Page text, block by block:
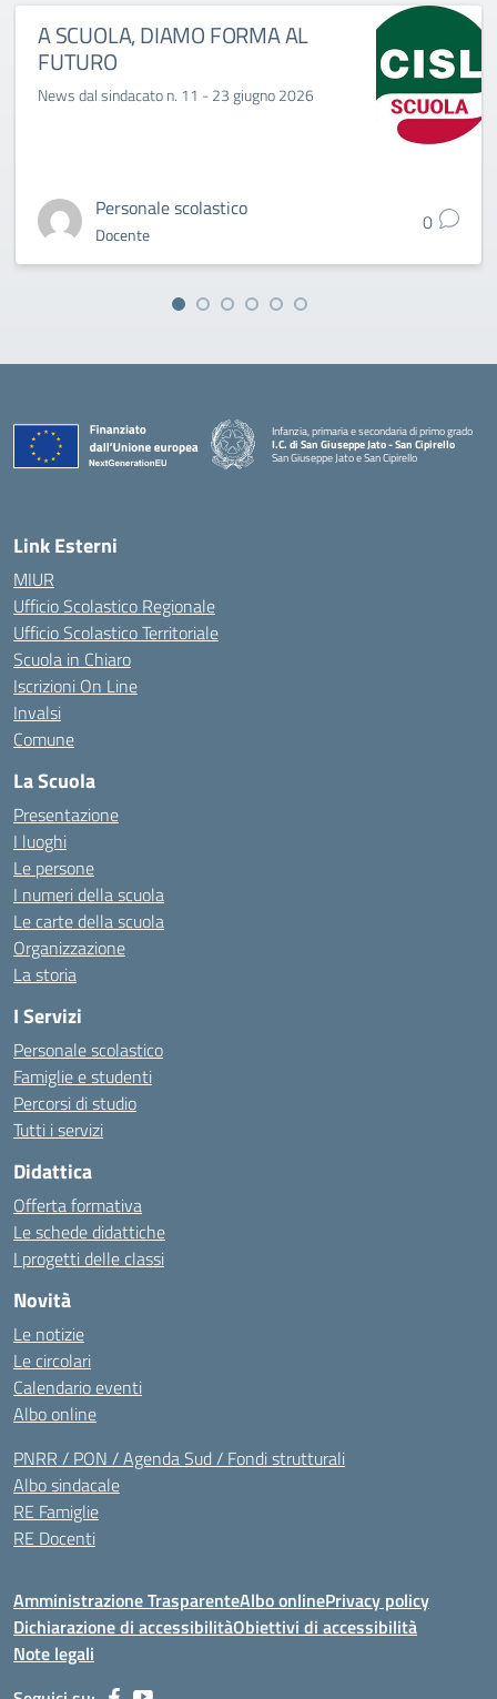
A SCUOLA, DIAMO FORMA AL
FUTURO
News dal sindacato n. 11 - 23 giugno 2026
Personale scolastico
Docente 0
Infanzia, primaria e secondaria di primo grado
I.C. di San Giuseppe Jato - San Cipirello
San Giuseppe Jato e San Cipirello
Link Esterni
MIUR
Ufficio Scolastico Regionale
Ufficio Scolastico Territoriale
Scuola in Chiaro
Iscrizioni On Line
Invalsi
Comune
La Scuola
Presentazione
I luoghi
Le persone
I numeri della scuola
Le carte della scuola
Organizzazione
La storia
I Servizi
Personale scolastico
Famiglie e studenti
Percorsi di studio
Tutti i servizi
Didattica
Offerta formativa
Le schede didattiche
I progetti delle classi
Novità
Le notizie
Le circolari
Calendario eventi
Albo online
PNRR / PON / Agenda Sud / Fondi strutturali
Albo sindacale
RE Famiglie
RE Docenti
Amministrazione TrasparenteAlbo onlinePrivacy policy
Dichiarazione di accessibilitàObiettivi di accessibilità
Note legali